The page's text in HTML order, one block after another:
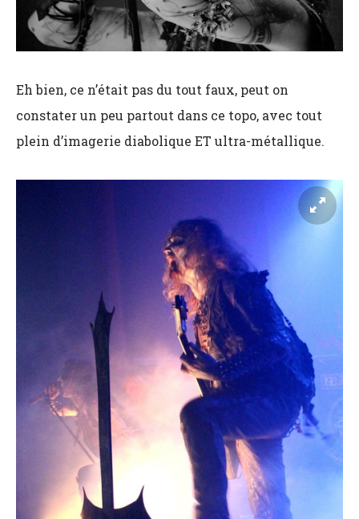
Eh bien, ce n’était pas du tout faux, peut on
constater un peu partout dans ce topo, avec tout
plein d’imagerie diabolique ET ultra-métallique.